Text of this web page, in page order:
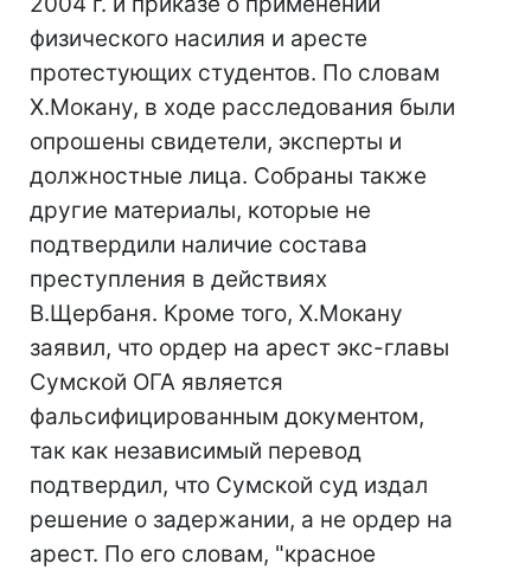
физического насилия и аресте
протестующих студентов. По словам
Х.Мокану, в ходе расследования были
опрошены свидетели, эксперты и
должностные лица. Собраны также
другие материалы, которые не
подтвердили наличие состава
преступления в действиях
В.Щербаня. Кроме того, Х.Мокану
заявил, что ордер на арест экс-главы
Сумской ОГА является
фальсифицированным документом,
так как независимый перевод
подтвердил, что Сумской суд издал
решение о задержании, а не ордер на
арест. По его словам, "красное